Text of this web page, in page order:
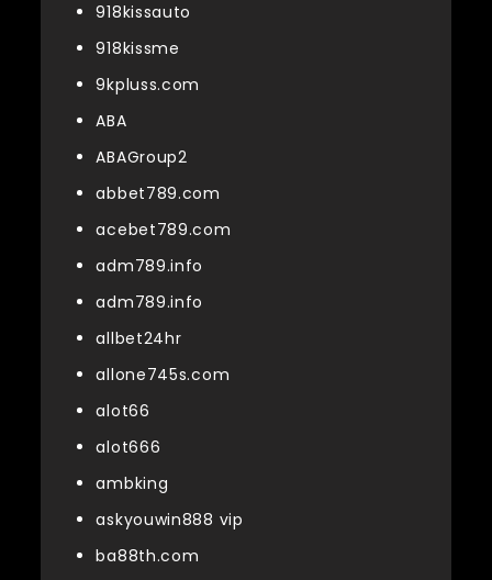
918kissauto
918kissme
9kpluss.com
ABA
ABAGroup2
abbet789.com
acebet789.com
adm789.info
adm789.info
allbet24hr
allone745s.com
alot66
alot666
ambking
askyouwin888 vip
ba88th.com